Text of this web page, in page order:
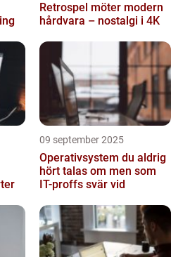
Retrospel möter modern
hårdvara – nostalgi i 4K
09 september 2025
Operativsystem du aldrig
hört talas om men som
IT-proffs svär vid